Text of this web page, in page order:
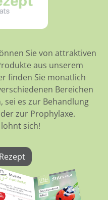
Sie von attraktiven
aus unserem
finden Sie monatlich
Bereichen
sei es zur Behandlung
zur Prophylaxe.
sich!